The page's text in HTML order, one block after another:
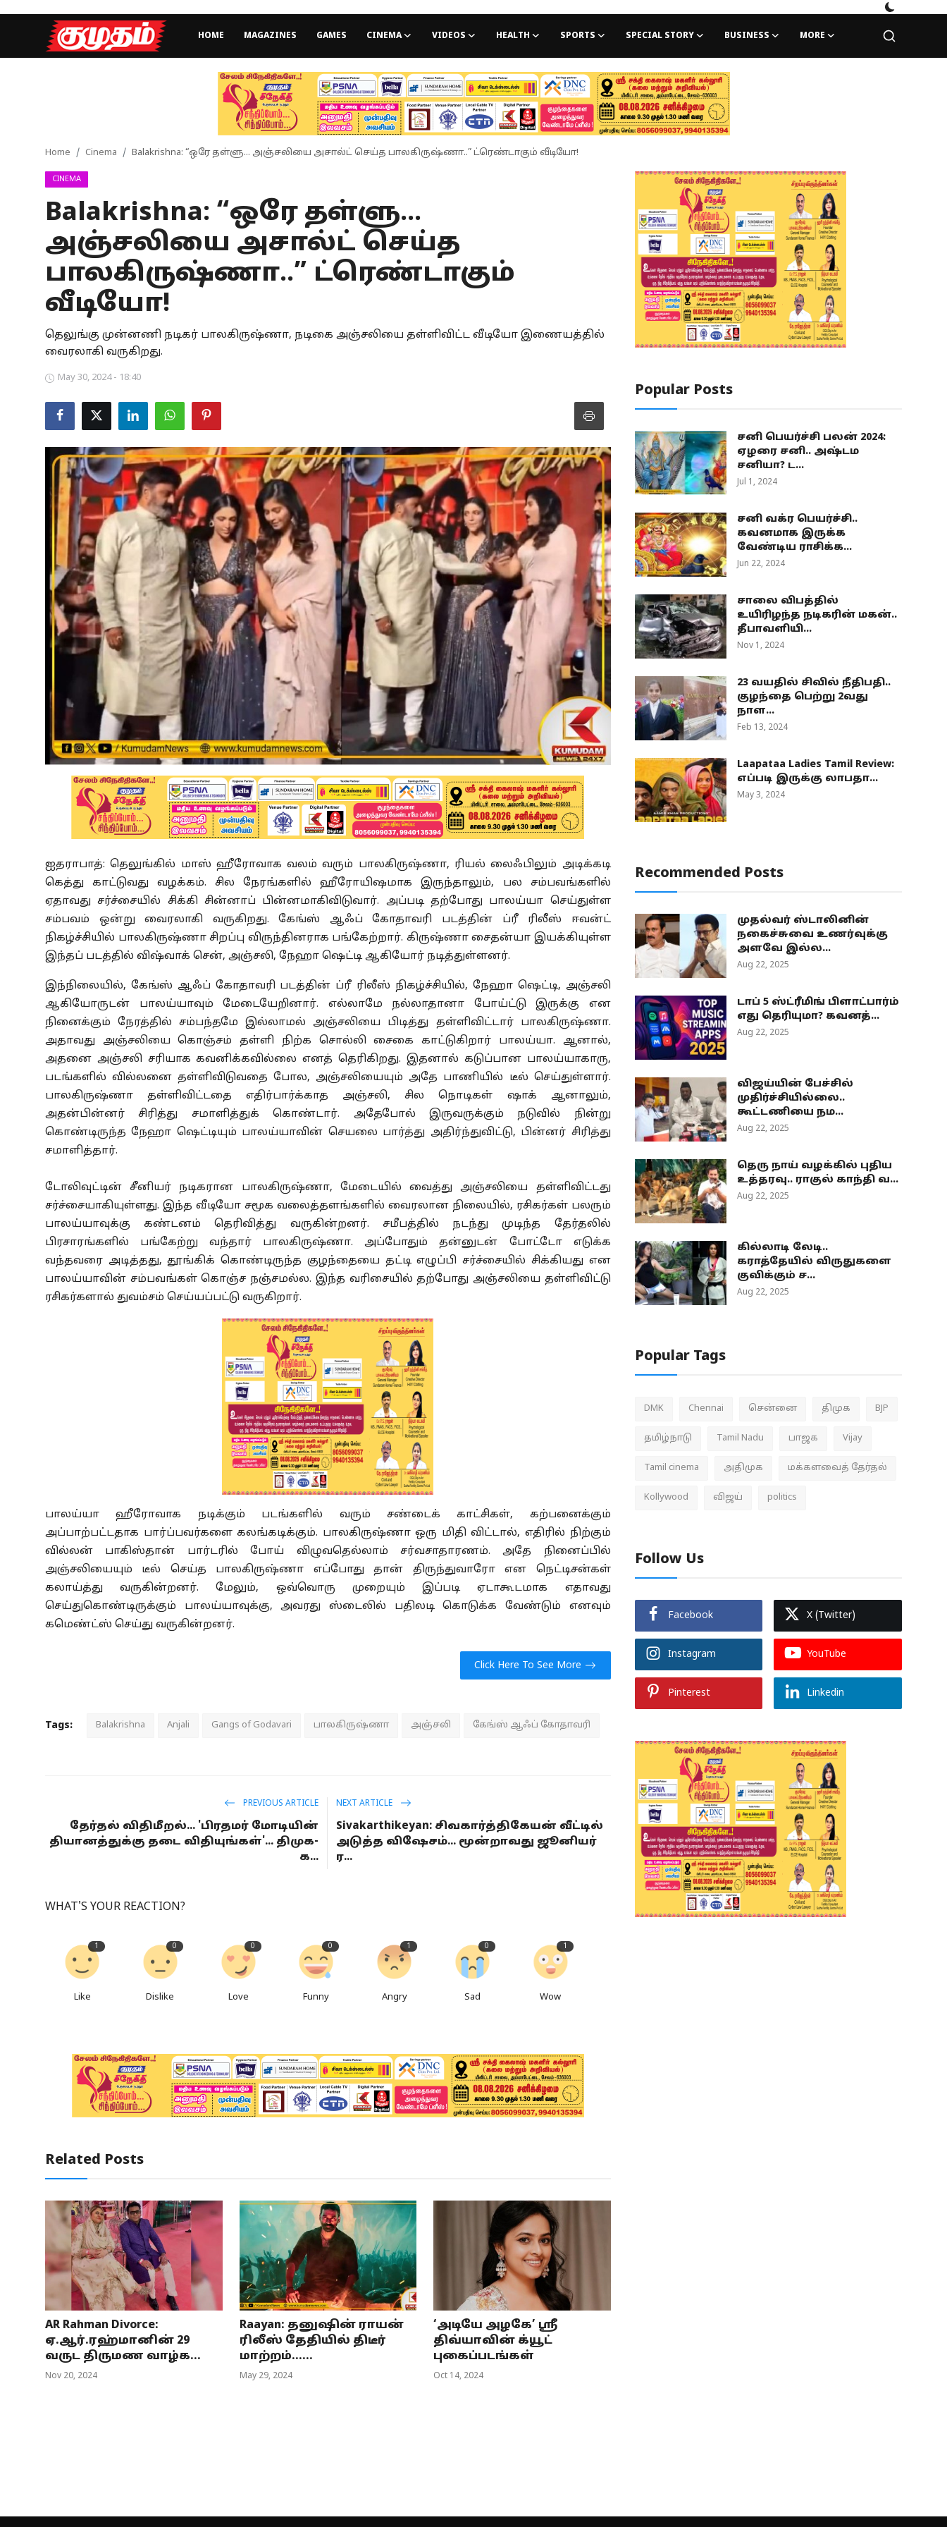
HOME MAGAZINES GAMES CINEMA VIDEOS HEALTH SPORTS SPECIAL STORY BUSINESS MORE
Games
Health
Special Story
Business
Tamilnadu
National
Astrology
Spirituality
Weather
Home Cinema Balakrishna: “ஒரே தள்ளு... அஞ்சலியை அசால்ட் செய்த பாலகிருஷ்ணா..” ட்ரெண்டாகும் வீடியோ!
CINEMA
Balakrishna: “ஒரே தள்ளு...
அஞ்சலியை அசால்ட் செய்த
பாலகிருஷ்ணா..” ட்ரெண்டாகும்
வீடியோ!
தெலுங்கு முன்னணி நடிகர் பாலகிருஷ்ணா, நடிகை அஞ்சலியை தள்ளிவிட்ட வீடியோ இணையத்தில்
வைரலாகி வருகிறது.
May 30, 2024 - 18:40
ஐதராபாத்: தெலுங்கில் மாஸ் ஹீரோவாக வலம் வரும் பாலகிருஷ்ணா, ரியல் லைஃபிலும் அடிக்கடி
கெத்து காட்டுவது வழக்கம். சில நேரங்களில் ஹீரோயிஷமாக இருந்தாலும், பல சம்பவங்களில்
ஏதாவது சர்ச்சையில் சிக்கி சின்னாப் பின்னமாகிவிடுவார். அப்படி தற்போது பாலய்யா செய்துள்ள
சம்பவம் ஒன்று வைரலாகி வருகிறது. கேங்ஸ் ஆஃப் கோதாவரி படத்தின் ப்ரீ ரிலீஸ் ஈவன்ட்
நிகழ்ச்சியில் பாலகிருஷ்ணா சிறப்பு விருந்தினராக பங்கேற்றார். கிருஷ்ணா சைதன்யா இயக்கியுள்ள
இந்தப் படத்தில் விஷ்வாக் சென், அஞ்சலி, நேஹா ஷெட்டி ஆகியோர் நடித்துள்ளனர்.
இந்நிலையில், கேங்ஸ் ஆஃப் கோதாவரி படத்தின் ப்ரீ ரிலீஸ் நிகழ்ச்சியில், நேஹா ஷெட்டி, அஞ்சலி
ஆகியோருடன் பாலய்யாவும் மேடையேறினார். எல்லாமே நல்லாதானா போய்ட்டு இருக்கு என
நினைக்கும் நேரத்தில் சம்பந்தமே இல்லாமல் அஞ்சலியை பிடித்து தள்ளிவிட்டார் பாலகிருஷ்ணா.
அதாவது அஞ்சலியை கொஞ்சம் தள்ளி நிற்க சொல்லி சைகை காட்டுகிறார் பாலய்யா. ஆனால்,
அதனை அஞ்சலி சரியாக கவனிக்கவில்லை எனத் தெரிகிறது. இதனால் கடுப்பான பாலய்யாகாரு,
படங்களில் வில்லனை தள்ளிவிடுவதை போல, அஞ்சலியையும் அதே பாணியில் டீல் செய்துள்ளார்.
பாலகிருஷ்ணா தள்ளிவிட்டதை எதிர்பார்க்காத அஞ்சலி, சில நொடிகள் ஷாக் ஆனாலும்,
அதன்பின்னர் சிரித்து சமாளித்துக் கொண்டார். அதேபோல் இருவருக்கும் நடுவில் நின்று
கொண்டிருந்த நேஹா ஷெட்டியும் பாலய்யாவின் செயலை பார்த்து அதிர்ந்துவிட்டு, பின்னர் சிரித்து
சமாளித்தார்.
டோலிவுட்டின் சீனியர் நடிகரான பாலகிருஷ்ணா, மேடையில் வைத்து அஞ்சலியை தள்ளிவிட்டது
சர்ச்சையாகியுள்ளது. இந்த வீடியோ சமூக வலைத்தளங்களில் வைரலான நிலையில், ரசிகர்கள் பலரும்
பாலய்யாவுக்கு கண்டனம் தெரிவித்து வருகின்றனர். சமீபத்தில் நடந்து முடிந்த தேர்தலில்
பிரசாரங்களில் பங்கேற்று வந்தார் பாலகிருஷ்ணா. அப்போதும் தன்னுடன் போட்டோ எடுக்க
வந்தவரை அடித்தது, தூங்கிக் கொண்டிருந்த குழந்தையை தட்டி எழுப்பி சர்ச்சையில் சிக்கியது என
பாலய்யாவின் சம்பவங்கள் கொஞ்ச நஞ்சமல்ல. இந்த வரிசையில் தற்போது அஞ்சலியை தள்ளிவிட்டு
ரசிகர்களால் துவம்சம் செய்யப்பட்டு வருகிறார்.
பாலய்யா ஹீரோவாக நடிக்கும் படங்களில் வரும் சண்டைக் காட்சிகள், கற்பனைக்கும்
அப்பாற்பட்டதாக பார்ப்பவர்களை கலங்கடிக்கும். பாலகிருஷ்ணா ஒரு மிதி விட்டால், எதிரில் நிற்கும்
வில்லன் பாகிஸ்தான் பார்டரில் போய் விழுவதெல்லாம் சர்வசாதாரணம். அதே நினைப்பில்
அஞ்சலியையும் டீல் செய்த பாலகிருஷ்ணா எப்போது தான் திருந்துவாரோ என நெட்டிசன்கள்
கலாய்த்து வருகின்றனர். மேலும், ஒவ்வொரு முறையும் இப்படி ஏடாகூடமாக எதாவது
செய்துகொண்டிருக்கும் பாலய்யாவுக்கு, அவரது ஸ்டைலில் பதிலடி கொடுக்க வேண்டும் எனவும்
கமெண்ட்ஸ் செய்து வருகின்றனர்.
Click Here To See More
Tags: Balakrishna Anjali Gangs of Godavari பாலகிருஷ்ணா அஞ்சலி கேங்ஸ் ஆஃப் கோதாவரி
PREVIOUS ARTICLE
தேர்தல் விதிமீறல்... 'பிரதமர் மோடியின்
தியானத்துக்கு தடை விதியுங்கள்'... திமுக-
க...
NEXT ARTICLE
Sivakarthikeyan: சிவகார்த்திகேயன் வீட்டில்
அடுத்த விஷேசம்... மூன்றாவது ஜூனியர்
ர...
WHAT'S YOUR REACTION?
1
Like
0
Dislike
0
Love
0
Funny
1
Angry
0
Sad
1
Wow
Related Posts
AR Rahman Divorce:
ஏ.ஆர்.ரஹ்மானின் 29
வருட திருமண வாழ்க...
Nov 20, 2024
Raayan: தனுஷின் ராயன்
ரிலீஸ் தேதியில் திடீர்
மாற்றம்......
May 29, 2024
‘அடியே அழகே’ ஸ்ரீ
திவ்யாவின் க்யூட்
புகைப்படங்கள்
Oct 14, 2024
Popular Posts
சனி பெயர்ச்சி பலன் 2024:
ஏழரை சனி.. அஷ்டம
சனியா? ட...
Jul 1, 2024
சனி வக்ர பெயர்ச்சி..
கவனமாக இருக்க
வேண்டிய ராசிக்க...
Jun 22, 2024
சாலை விபத்தில்
உயிரிழந்த நடிகரின் மகன்..
தீபாவளியி...
Nov 1, 2024
23 வயதில் சிவில் நீதிபதி..
குழந்தை பெற்று 2வது
நாள...
Feb 13, 2024
Laapataa Ladies Tamil Review:
எப்படி இருக்கு லாபதா...
May 3, 2024
Recommended Posts
முதல்வர் ஸ்டாலினின்
நகைச்சுவை உணர்வுக்கு
அளவே இல்ல...
Aug 22, 2025
டாப் 5 ஸ்ட்ரீமிங் பிளாட்பார்ம்
எது தெரியுமா? கவனத்...
Aug 22, 2025
விஜய்யின் பேச்சில்
முதிர்ச்சியில்லை..
கூட்டணியை நம...
Aug 22, 2025
தெரு நாய் வழக்கில் புதிய
உத்தரவு.. ராகுல் காந்தி வ...
Aug 22, 2025
கில்லாடி லேடி..
கராத்தேயில் விருதுகளை
குவிக்கும் ச...
Aug 22, 2025
Popular Tags
DMK Chennai சென்னை திமுக BJP
தமிழ்நாடு Tamil Nadu பாஜக Vijay
Tamil cinema அதிமுக மக்களவைத் தேர்தல்
Kollywood விஜய் politics
Follow Us
Facebook X (Twitter)
Instagram YouTube
Pinterest Linkedin